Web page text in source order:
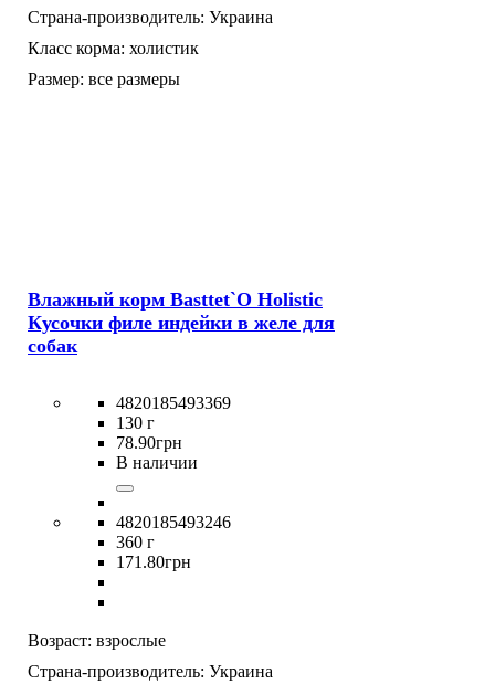
Страна-производитель: Украина
Класс корма: холистик
Размер: все размеры
Влажный корм Basttet`O Holistic
Кусочки филе индейки в желе для
собак
4820185493369
130 г
78.90грн
В наличии
4820185493246
360 г
171 .80грн
Возраст: взрослые
Страна-производитель: Украина